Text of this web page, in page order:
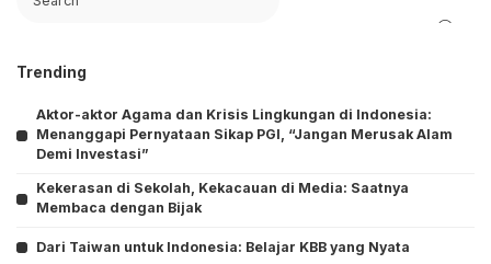
Trending
Aktor-aktor Agama dan Krisis Lingkungan di Indonesia:
Menanggapi Pernyataan Sikap PGI, “Jangan Merusak Alam
Demi Investasi”
Kekerasan di Sekolah, Kekacauan di Media: Saatnya
Membaca dengan Bijak
Dari Taiwan untuk Indonesia: Belajar KBB yang Nyata